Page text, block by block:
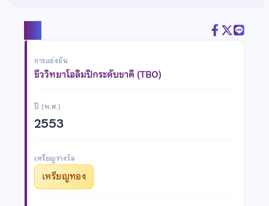
การแข่งขัน
ชีววิทยาโอลิมปิกระดับชาติ (TBO)
ปี (พ.ศ.)
2553
เหรียญรางวัล
เหรียญทอง